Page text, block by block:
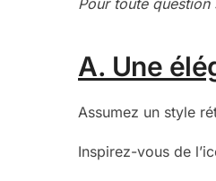
A. Une
Assumez un style
Inspirez-vous de